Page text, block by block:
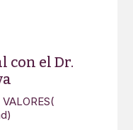
con el Dr.